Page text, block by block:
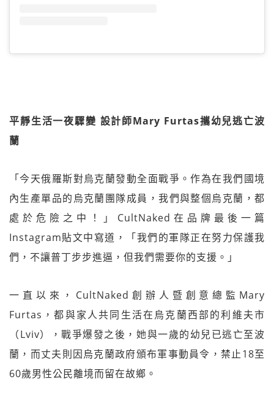
平靜生活一夜驟變 設計師Mary Furtas攜幼兒逃亡波
蘭
「今天俄羅斯對烏克蘭發動全面戰爭。作為在我們國境
內生產單品的烏克蘭團隊成員，我們與整個烏克蘭，都
處於危險之中！」CultNaked在品牌最後一篇
Instagram貼文中寫道，「我們的軍隊正在努力保護我
們，不讓普丁步步進逼，但我們需要你的支援。」
一直以來，CultNaked創辦人暨創意總監Mary
Furtas，都與家人共同生活在烏克蘭西部的利維夫市
（Lviv），戰爭爆發之後，她與一歲的幼兒已逃亡至波
蘭，而丈夫則因烏克蘭政府頒布軍事動員令，禁止18至
60歲男性公民離境而留在故鄉。